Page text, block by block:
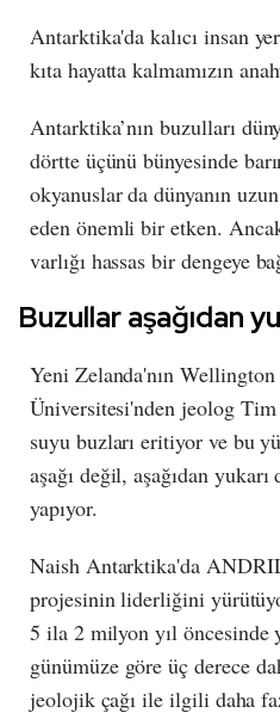
Antarktika'da kalıcı insan
kıta hayatta kalmamızın
Antarktika’nın buzulları
dörtte üçünü bünyesinde
okyanuslar da dünyanın
eden önemli bir etken.
varlığı hassas bir dengeye
Buzullar aşağıdan
Yeni Zelanda'nın
Üniversitesi'nden jeolog Tim
suyu buzları eritiyor ve bu
aşağı değil, aşağıdan
yapıyor.
Naish Antarktika'da
projesinin liderliğini
5 ila 2 milyon yıl öncesinde
günümüze göre üç derece
jeolojik çağı ile ilgili daha